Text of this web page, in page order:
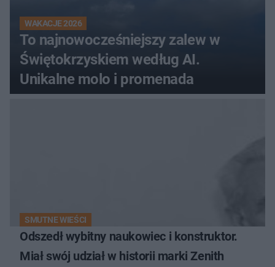
WAKACJE 2026
To najnowocześniejszy zalew w
Świętokrzyskiem według AI.
Unikalne molo i promenada
SMUTNE WIEŚCI
Odszedł wybitny naukowiec i konstruktor.
Miał swój udział w historii marki Zenith